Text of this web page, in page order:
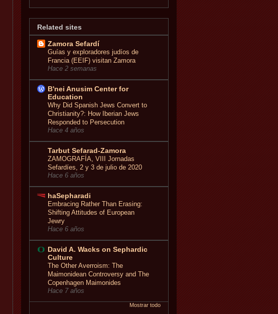
Related sites
Zamora Sefardí
Guías y exploradores judíos de
Francia (EEIF) visitan Zamora
Hace 2 semanas
B'nei Anusim Center for
Education
Why Did Spanish Jews Convert to
Christianity?: How Iberian Jews
Responded to Persecution
Hace 4 años
Tarbut Sefarad-Zamora
ZAMOGRAFÍA, VIII Jornadas
Sefardíes, 2 y 3 de julio de 2020
Hace 6 años
haSepharadi
Embracing Rather Than Erasing:
Shifting Attitudes of European
Jewry
Hace 6 años
David A. Wacks on Sephardic
Culture
The Other Averroism: The
Maimonidean Controversy and The
Copenhagen Maimonides
Hace 7 años
Mostrar todo